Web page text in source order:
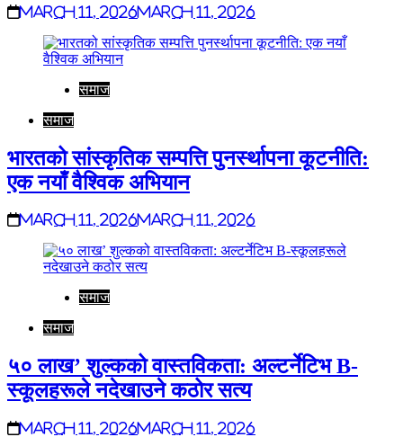
March 11, 2026March 11, 2026
समाज
समाज
भारतको सांस्कृतिक सम्पत्ति पुनर्स्थापना कूटनीति:
एक नयाँ वैश्विक अभियान
March 11, 2026March 11, 2026
समाज
समाज
५० लाख’ शुल्कको वास्तविकता: अल्टर्नेटिभ B-
स्कूलहरूले नदेखाउने कठोर सत्य
March 11, 2026March 11, 2026